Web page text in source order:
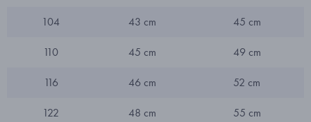
104 43 cm 45 cm
110 45 cm 49 cm
116 46 cm 52 cm
122 48 cm 55 cm